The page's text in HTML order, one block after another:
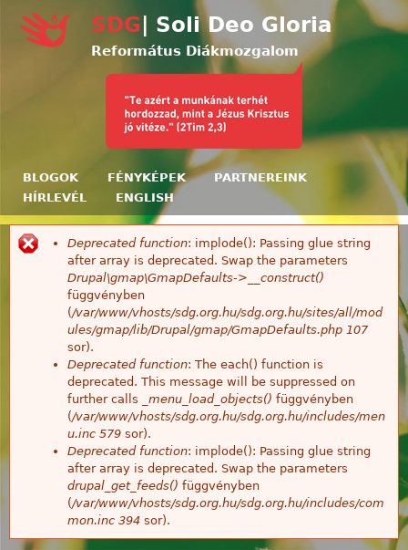
Ugrás a tartalomra
SDG | Soli Deo Gloria
Református Diákmozgalom
BLOGOK FÉNYKÉPEK
PARTNEREINK
HÍRLEVÉL
ENGLISH
Hibaüzenet
Deprecated function: implode(): Passing glue string
after array is deprecated. Swap the parameters
Drupal\gmap\GmapDefaults->__construct()
függvényben
(/var/www/vhosts/sdg.org.hu/sdg.org.hu/sites/all/mod
ules/gmap/lib/Drupal/gmap/GmapDefaults.php 107
sor).
Deprecated function: The each() function is
deprecated. This message will be suppressed on
further calls
_menu_load_objects() függvényben
(/var/www/vhosts/sdg.org.hu/sdg.org.hu/includes/men
u.inc 579 sor).
Deprecated function: implode(): Passing glue string
after array is deprecated. Swap the parameters
drupal_get_feeds() függvényben
(/var/www/vhosts/sdg.org.hu/sdg.org.hu/includes/com
mon.inc 394 sor).